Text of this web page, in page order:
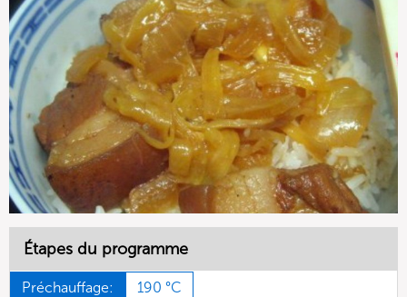
Étapes du programme
Préchauffage: 190 °C